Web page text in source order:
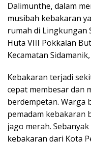
Dalimunthe, dalam
musibah kebakaran
rumah di Lingkungan
Huta VIII Pokkalan
Kecamatan
Kebakaran terjadi
cepat membesar dan
berdempetan. Warga
pemadam kebakaran
jago merah.
kebakaran dari Kota